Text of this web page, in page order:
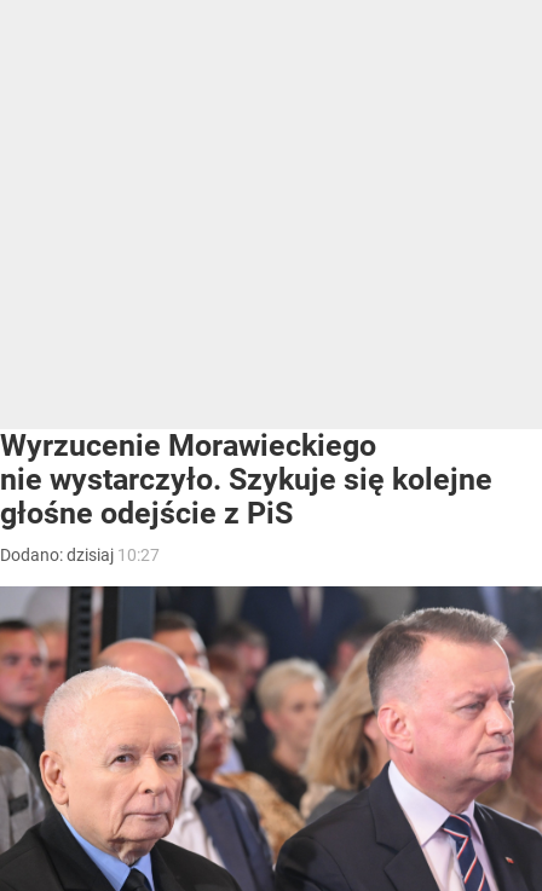
Wyrzucenie Morawieckiego
nie wystarczyło. Szykuje się kolejne
głośne odejście z PiS
Dodano:dzisiaj 10:27